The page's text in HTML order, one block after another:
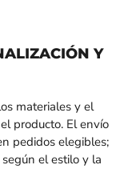
Y
materiales y el
producto. El envío
pedidos elegibles;
el estilo y la